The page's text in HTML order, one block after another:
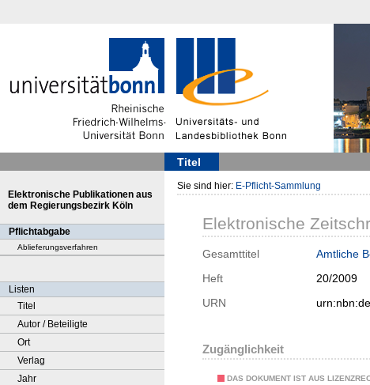
Titel
Elektronische Publikationen aus
dem Regierungsbezirk Köln
Pflichtabgabe
Ablieferungsverfahren
Listen
Titel
Autor / Beteiligte
Ort
Verlag
Jahr
Sie sind hier: E-Pflicht-Sammlung
Elektronische
Gesamttitel
Amtliche
Heft
20/2009
URN
Zugänglichkeit
DAS DOKUMENT IST AUS